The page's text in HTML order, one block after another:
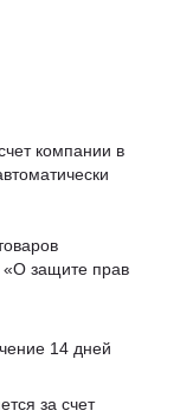
компании в
«О защите прав
14 дней
за счет